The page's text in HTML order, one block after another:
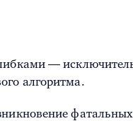
—
алгоритма.